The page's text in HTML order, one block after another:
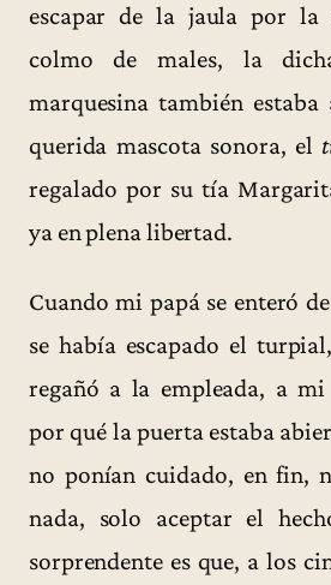
escapar de la jaula por la
colmo de males, la
marquesina también
querida mascota sonora, el
regalado por su tía
ya en plena libertad.
Cuando mi papá se enteró
se había escapado el
regañó a la empleada, a mi
por qué la puerta estaba
no ponían cuidado, en fin,
nada, solo aceptar el
sorprendente es que, a los